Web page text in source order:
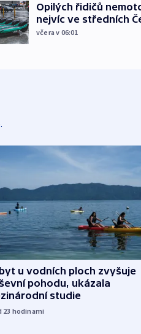
Opilých řidičů
nejvíc ve středních
včera v 06:01
u vodních ploch zvyšuje
pohodu, ukázala
studie
23 hodinami